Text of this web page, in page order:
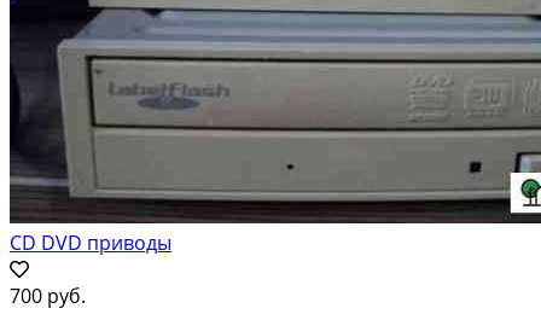
CD DVD приводы
700 руб.